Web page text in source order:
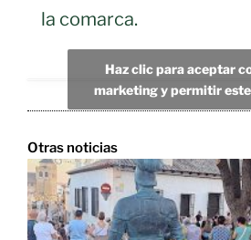
la comarca.
Haz clic para aceptar
marketing y permitir
Otras noticias